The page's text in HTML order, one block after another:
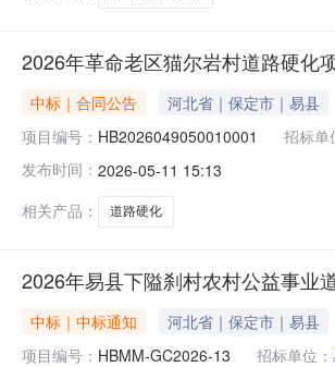
2026年革命老区猫尔岩村道路硬化
中标｜合同公告 河北省｜保定市｜易县
项目编号： HB2026049050010001 招标单
发布时间： 2026-05-11 15:13
相关产品：
道路硬化
2026年易县下隘刹村农村公益事业
中标｜中标通知 河北省｜保定市｜易县
项目编号： HBMM-GC2026-13 招标单位：